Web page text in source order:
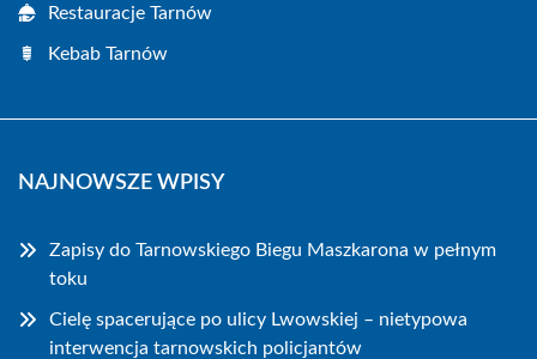
Restauracje Tarnów
Kebab Tarnów
NAJNOWSZE WPISY
Zapisy do Tarnowskiego Biegu Maszkarona w pełnym
toku
Cielę spacerujące po ulicy Lwowskiej – nietypowa
interwencja tarnowskich policjantów